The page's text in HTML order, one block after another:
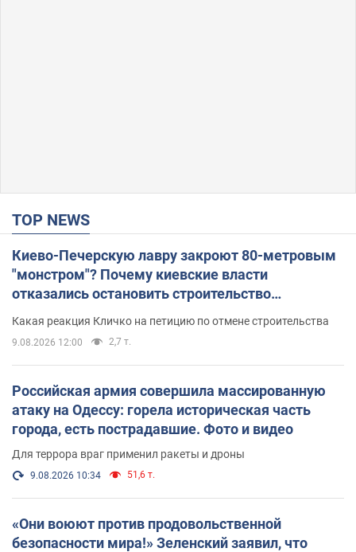
TOP NEWS
Киево-Печерскую лавру закроют 80-метровым
"монстром"? Почему киевские власти
отказались остановить строительство
Какая реакция Кличко на петицию по отмене строительства
9.08.2026 12:00 2,7 т.
Российская армия совершила массированную
атаку на Одессу: горела историческая часть
города, есть пострадавшие. Фото и видео
Для террора враг применил ракеты и дроны
9.08.2026 10:34 51,6 т.
«Они воюют против продовольственной
безопасности мира!» Зеленский заявил, что